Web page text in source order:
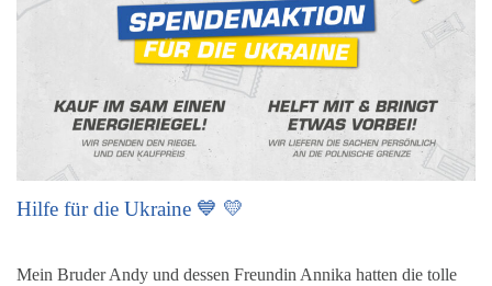
Hilfe für die Ukraine 💙 💛
Mein Bruder Andy und dessen Freundin Annika hatten die tolle